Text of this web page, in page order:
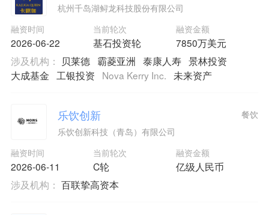
杭州千岛湖鲟龙科技股份有限公司
融资时间
2026-06-22
当前轮次
基石投资轮
融资金额
7850万美元
涉及机构： 贝莱德 霸菱亚洲 泰康人寿 景林投资
大成基金 工银投资 Nova Kerry Inc. 未来资产
乐饮创新
乐饮创新科技（青岛）有限公司
融资时间
2026-06-11
当前轮次
C轮
融资金额
亿级人民币
餐饮
涉及机构： 百联挚高资本